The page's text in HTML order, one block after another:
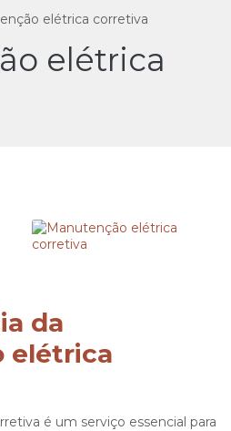
elétrica corretiva
elétrica
da
elétrica
é um serviço essencial para